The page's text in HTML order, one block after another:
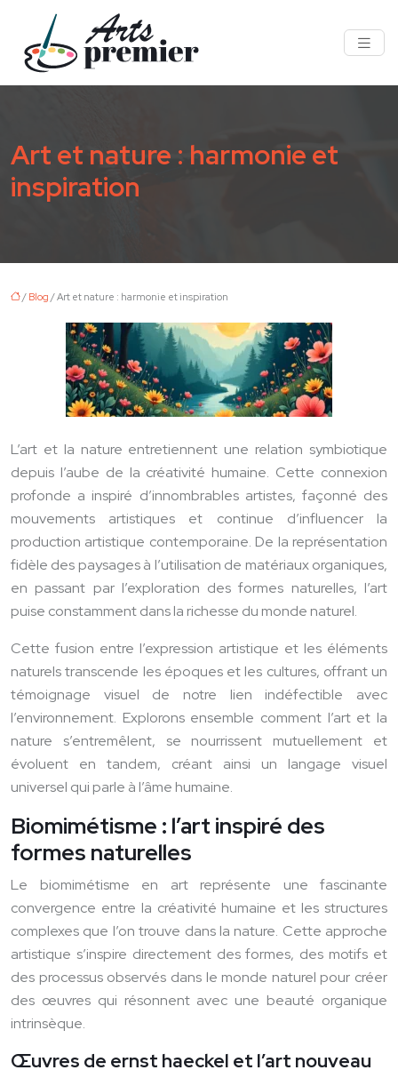
Art et nature : harmonie et
inspiration
/ Blog / Art et nature : harmonie et inspiration
L’art et la nature entretiennent une relation symbiotique
depuis l’aube de la créativité humaine. Cette connexion
profonde a inspiré d’innombrables artistes, façonné des
mouvements artistiques et continue d’influencer la
production artistique contemporaine. De la représentation
fidèle des paysages à l’utilisation de matériaux organiques,
en passant par l’exploration des formes naturelles, l’art
puise constamment dans la richesse du monde naturel.
Cette fusion entre l’expression artistique et les éléments
naturels transcende les époques et les cultures, offrant un
témoignage visuel de notre lien indéfectible avec
l’environnement. Explorons ensemble comment l’art et la
nature s’entremêlent, se nourrissent mutuellement et
évoluent en tandem, créant ainsi un langage visuel
universel qui parle à l’âme humaine.
Biomimétisme : l’art inspiré des
formes naturelles
Le biomimétisme en art représente une fascinante
convergence entre la créativité humaine et les structures
complexes que l’on trouve dans la nature. Cette approche
artistique s’inspire directement des formes, des motifs et
des processus observés dans le monde naturel pour créer
des œuvres qui résonnent avec une beauté organique
intrinsèque.
Œuvres de ernst haeckel et l’art nouveau